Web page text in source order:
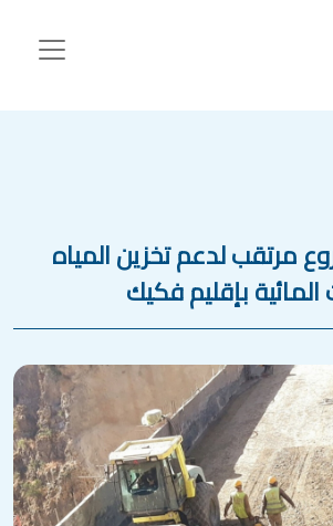
مرتقب لدعم تخزين المياه
بإقليم فكيك